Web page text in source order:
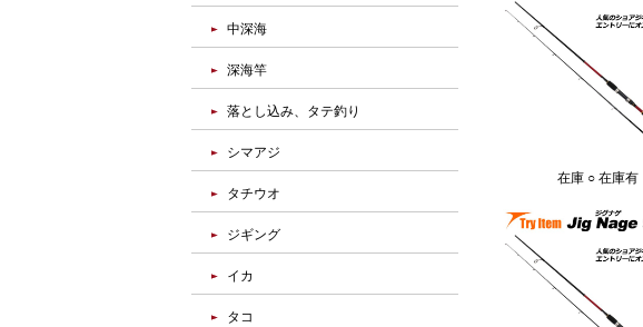
在庫 ○ 在庫有
中深海
深海竿
落とし込み、タテ釣り
シマアジ
タチウオ
ジギング
イカ
タコ